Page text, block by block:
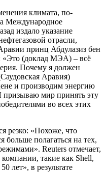
климата, по-
Международное
издало указание
отрасли,
принц Абдулазиз бен
«Это (доклад МЭА) – всё
Почему я должен
Аравия)
и производим энергию
призываю мир принять эту
во всех этих
резко: «Похоже, что
больше полагаться на тех,
Reuters отмечает,
такие как Shell,
лет», в результате